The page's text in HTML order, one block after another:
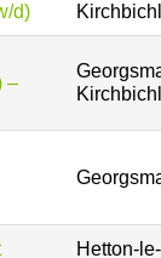
d) Kirchbichl
–
Hetton-